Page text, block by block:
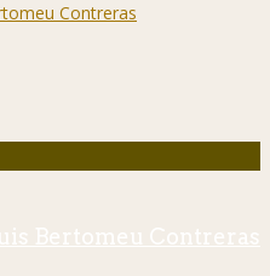
Bertomeu Contreras